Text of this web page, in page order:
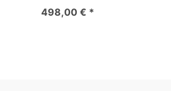
498,00 € *